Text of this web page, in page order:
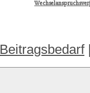
Beitragsbedarf